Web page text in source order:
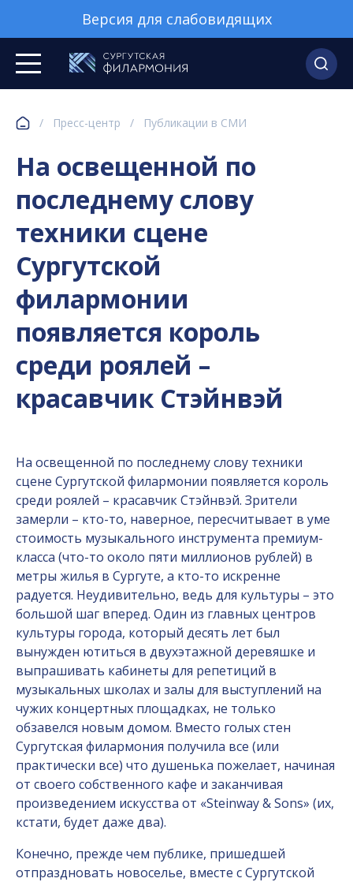
Версия для слабовидящих
/ Пресс-центр / Публикации в СМИ
На освещенной по
последнему слову
техники сцене
Сургутской
филармонии
появляется король
среди роялей –
красавчик Стэйнвэй
На освещенной по последнему слову техники
сцене Сургутской филармонии появляется король
среди роялей – красавчик Стэйнвэй. Зрители
замерли – кто-то, наверное, пересчитывает в уме
стоимость музыкального инструмента премиум-
класса (что-то около пяти миллионов рублей) в
метры жилья в Сургуте, а кто-то искренне
радуется. Неудивительно, ведь для культуры – это
большой шаг вперед. Один из главных центров
культуры города, который десять лет был
вынужден ютиться в двухэтажной деревяшке и
выпрашивать кабинеты для репетиций в
музыкальных школах и залы для выступлений на
чужих концертных площадках, не только
обзавелся новым домом. Вместо голых стен
Сургутская филармония получила все (или
практически все) что душенька пожелает, начиная
от своего собственного кафе и заканчивая
произведением искусства от «Steinway & Sons» (их,
кстати, будет даже два).
Конечно, прежде чем публике, пришедшей
отпраздновать новоселье, вместе с Сургутской